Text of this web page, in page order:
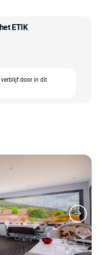
ETIK
door in dit